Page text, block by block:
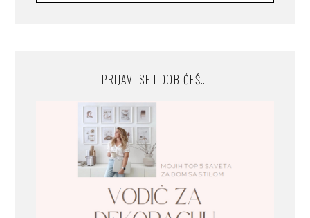
PRIJAVI SE I DOBIĆEŠ…